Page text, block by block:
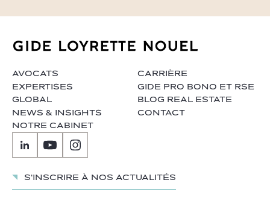
AVOCATS
EXPERTISES
GLOBAL
NEWS & INSIGHTS
NOTRE CABINET
CARRIÈRE
GIDE PRO BONO ET RSE
BLOG REAL ESTATE
CONTACT
S'inscrire à nos actualités